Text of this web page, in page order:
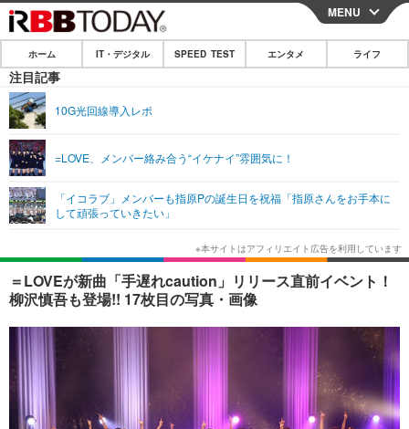
CLOSE
ホーム
IT・デジタル
ショッピング その他
SPEED TEST
エンタメ
エンタメTOP
韓国・芸能
音楽 スポーツ
ショッピング
ライフ
ライフTOP グルメ
ペット ショッピング
その他
リリース一覧
プッシュ通知の停止方法
MENU
ホーム IT・デジタル SPEED TEST エンタメ ライフ
注目記事
10G光回線導入レポ
=LOVE、メンバー絡み合う“イケナイ”雰囲気に！
「イコラブ」メンバーも指原Pの誕生日を祝福「指原さんをお手本に
して頑張っていきたい」
＝LOVEが新曲「手遅れcaution」リリース直前イベント！
柳沢慎吾も登場!! 17枚目の写真・画像